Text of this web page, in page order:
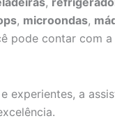
, microondas,
pode contar com a
experientes, a